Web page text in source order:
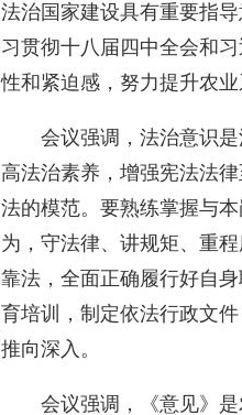
法治国家建设具有重要指
习贯彻十八届四中全会和
性和紧迫感，努力提升农
会议强调，法治意识
高法治素养，增强宪法法
法的模范。要熟练掌握与
为，守法律、讲规矩、重
靠法，全面正确履行好自
育培训，制定依法行政文
推向深入。
会议强调，《意见》